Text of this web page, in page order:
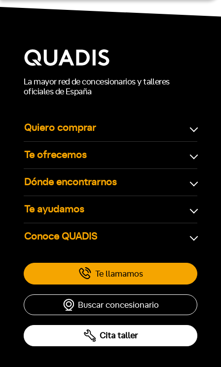
La mayor red de concesionarios y talleres
oficiales de España
Quiero comprar
Te ofrecemos
Dónde encontrarnos
Te ayudamos
Conoce QUADIS
Te llamamos
Buscar concesionario
Cita taller